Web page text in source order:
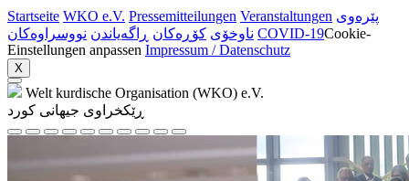
Startseite WKO e.V. Pressemitteilungen Veranstaltungen پێرەوی
ناوخۆی کۆڕەکان ڕاگەیاندن نووسراوه‌کان COVID-19Cookie-
Einstellungen anpassen Impressum / Datenschutz
X
Welt kurdische Organisation (WKO) e.V.
ڕێکخراوی جیهانی کورد